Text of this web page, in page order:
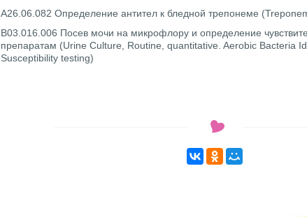
A26.06.082 Определение антител к бледной трепонеме
B03.016.006 Посев мочи на микрофлору и определение
препаратам (Urine Culture, Routine, quantitative. Aerobic Bacteria
Susceptibility testing)